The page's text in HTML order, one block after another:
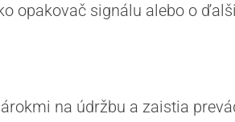
opakovač signálu alebo o
na údržbu a zaistia